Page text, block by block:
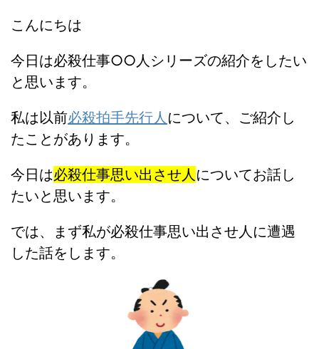
こんにちは
今日は必殺仕事○○人シリーズの紹介をしたい
と思います。
私は以前必殺拍手先行人 について、ご紹介し
たことがあります。
今日は必殺仕事思い出させ人 についてお話し
たいと思います。
では、まず私が必殺仕事思い出させ人に遭遇
した話をします。